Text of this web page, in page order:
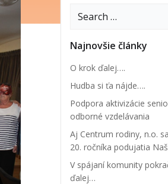
Najnovšie články
O krok ďalej….
Hudba si ťa nájde….
Podpora aktivizácie
odborné vzdelávania
Aj Centrum rodiny, n.o.
20. ročníka podujatia
V spájaní komunity
ďalej…